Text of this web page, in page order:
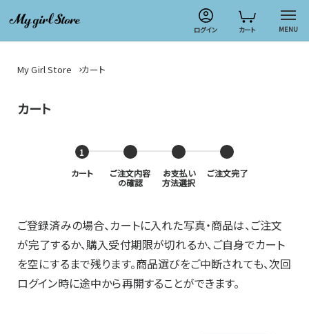
ログイン カート MENU
My Girl Store カート
カート
カート
ご注文内容
の確認
お支払い
方法選択
ご注文完了
ご登録済みの場合、カートに入れた写真・商品は、ご注文
が完了するか、購入受付期限が切れるか、ご自身でカート
を空にするまで残ります。商品選びをご中断されても、次回
ログイン時に途中から再開することができます。